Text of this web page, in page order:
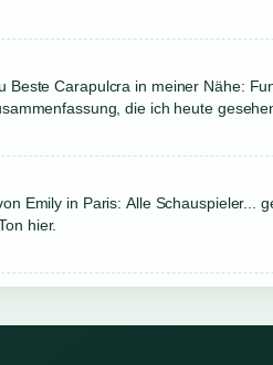
Beste Carapulcra in meiner Nähe:
die ich heute
Emily in Paris: Alle Schauspieler...
hier.